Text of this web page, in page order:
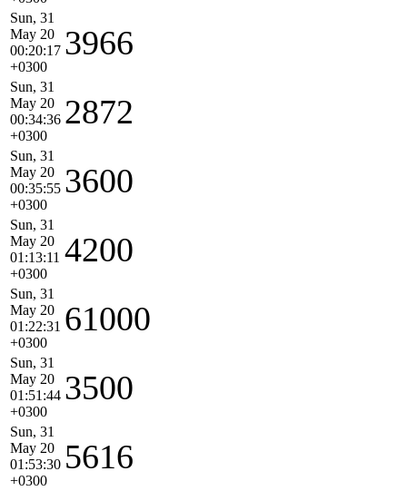
Sun, 31
May 20
00:20:17
+0300
3966
Sun, 31
May 20
00:34:36
+0300
2872
Sun, 31
May 20
00:35:55
+0300
3600
Sun, 31
May 20
01:13:11
+0300
4200
Sun, 31
May 20
01:22:31
+0300
61000
Sun, 31
May 20
01:51:44
+0300
3500
Sun, 31
May 20
01:53:30
+0300
5616